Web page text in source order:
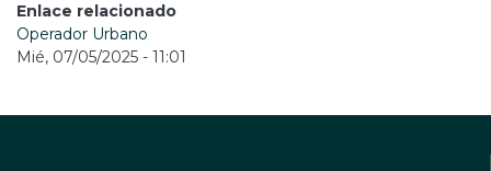
Enlace relacionado
Operador Urbano
Mié, 07/05/2025 - 11:01